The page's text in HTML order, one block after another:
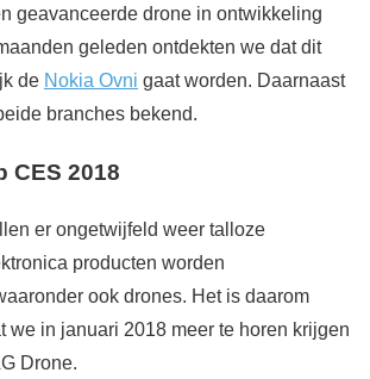
geavanceerde drone in ontwikkeling
geleden ontdekten we dat dit
de Nokia Ovni gaat worden. Daarnaast
branches bekend.
CES 2018
er ongetwijfeld weer talloze
producten worden
ook drones. Het is daarom
we in januari 2018 meer te horen krijgen
Drone.